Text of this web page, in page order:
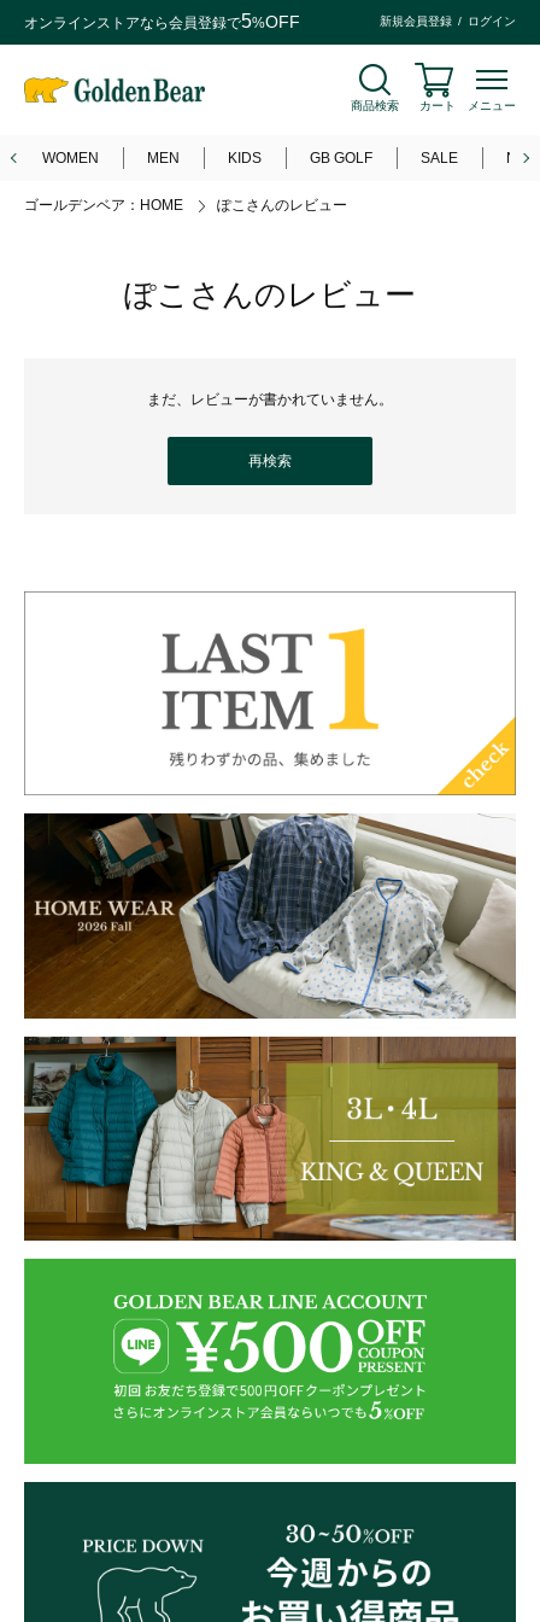
オンラインストアなら会員登録で5%OFF 新規会員登録 ログイン
商品検索 カート メニュー
WOMEN MEN KIDS GB GOLF SALE
ゴールデンベア：HOME ぽこさんのレビュー
ぽこさんのレビュー
まだ、レビューが書かれていません。
再検索